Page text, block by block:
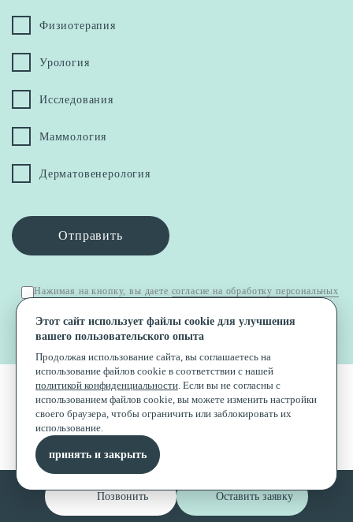
Позвонить Оставить заявку
Физиотерапия
Урология
Исследования
Маммология
Дерматовенерология
Отправить
Нажимая на кнопку, вы даете согласие на обработку персональных
защиты персональных данных.
Этот сайт использует файлы cookie для улучшения
вашего пользовательского опыта
Продолжая использование сайта, вы соглашаетесь на
использование файлов cookie в соответствии с нашей
политикой конфиденциальности. Если вы не согласны с
использованием файлов cookie, вы можете изменить настройки
своего браузера, чтобы ограничить или заблокировать их
использование.
принять и закрыть